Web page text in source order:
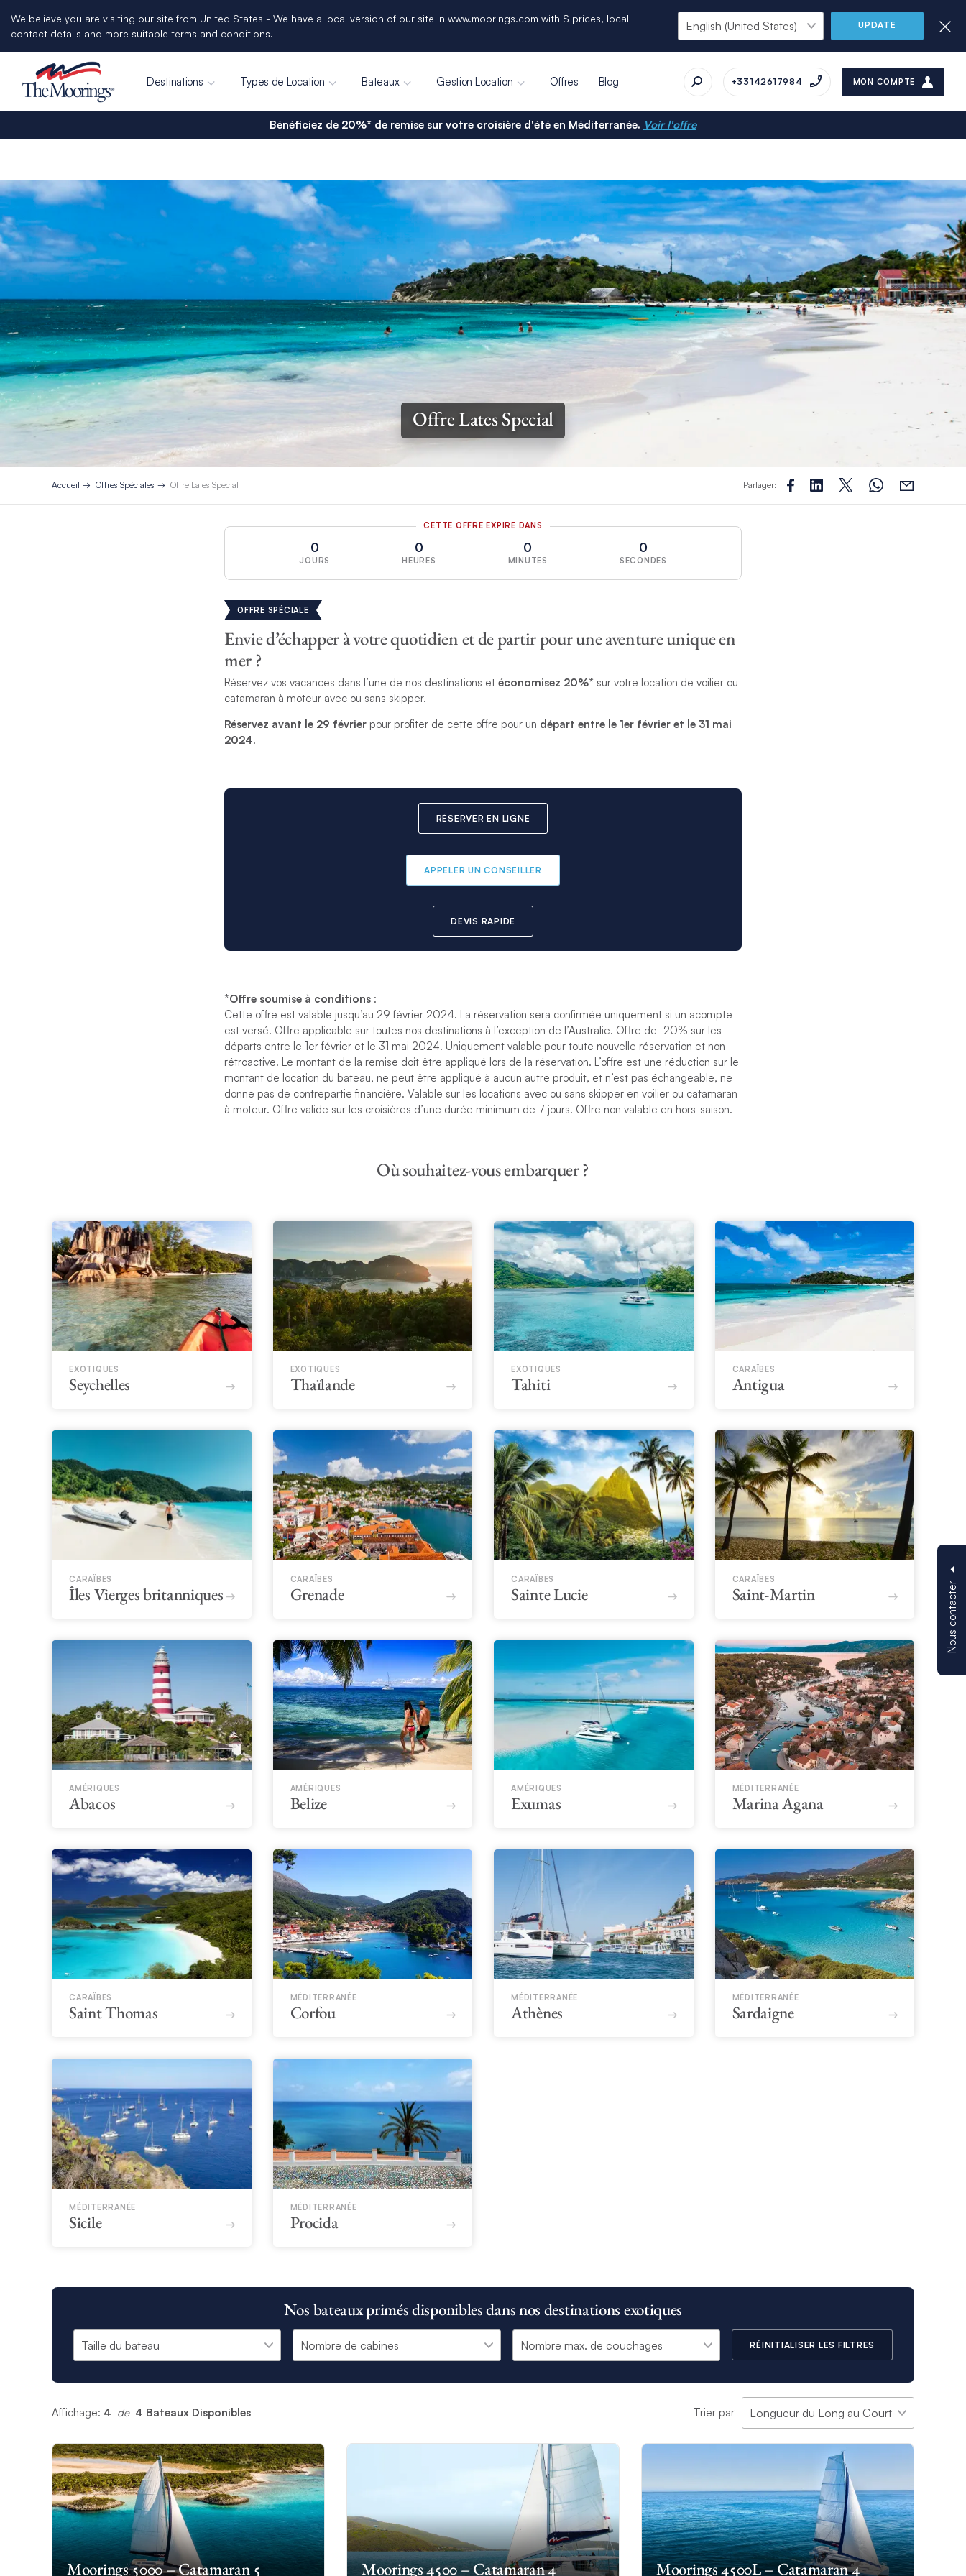
We believe you are visiting our site from United States - We have a local version of our site in www.moorings.com with $ prices, local
contact details and more suitable terms and conditions.
UPDATE
Destinations Types de Location Bateaux Gestion Location Offres Blog +33142617984 MON COMPTE
Nous contacter
Bénéficiez de 20%* de remise sur votre croisière d'été en Méditerranée. Voir l'offre
Offre Lates Special
Accueil Offres Spéciales Offre Lates Special Partager:
CETTE OFFRE EXPIRE DANS
0
JOURS
0
HEURES
0
MINUTES
0
SECONDES
OFFRE SPÉCIALE
Envie d’échapper à votre quotidien et de partir pour une aventure unique en
mer ?
Réservez vos vacances dans l’une de nos destinations et économisez 20%* sur votre location de voilier ou
catamaran à moteur avec ou sans skipper.
Réservez avant le 29 février pour profiter de cette offre pour un départ entre le 1er février et le 31 mai
2024.
RÉSERVER EN LIGNE
APPELER UN CONSEILLER
DEVIS RAPIDE
*Offre soumise à conditions :
Cette offre est valable jusqu’au 29 février 2024. La réservation sera confirmée uniquement si un acompte
est versé. Offre applicable sur toutes nos destinations à l’exception de l’Australie. Offre de -20% sur les
départs entre le 1er février et le 31 mai 2024. Uniquement valable pour toute nouvelle réservation et non-
rétroactive. Le montant de la remise doit être appliqué lors de la réservation. L’offre est une réduction sur le
montant de location du bateau, ne peut être appliqué à aucun autre produit, et n’est pas échangeable, ne
donne pas de contrepartie financière. Valable sur les locations avec ou sans skipper en voilier ou catamaran
à moteur. Offre valide sur les croisières d’une durée minimum de 7 jours. Offre non valable en hors-saison.
Où souhaitez-vous embarquer ?
EXOTIQUES
Seychelles
EXOTIQUES
Thaïlande
EXOTIQUES
Tahiti
CARAÏBES
Antigua
CARAÏBES
Îles Vierges britanniques
CARAÏBES
Grenade
CARAÏBES
Sainte Lucie
CARAÏBES
Saint-Martin
AMÉRIQUES
Abacos
AMÉRIQUES
Belize
AMÉRIQUES
Exumas
MÉDITERRANÉE
Marina Agana
CARAÏBES
Saint Thomas
MÉDITERRANÉE
Corfou
MÉDITERRANÉE
Athènes
MÉDITERRANÉE
Sardaigne
MÉDITERRANÉE
Sicile
MÉDITERRANÉE
Procida
Nos bateaux primés disponibles dans nos destinations exotiques
RÉINITIALISER LES FILTRES
Affichage: 4 de 4 Bateaux Disponibles Trier par
Moorings 5000 – Catamaran 5 Moorings 4500 – Catamaran 4 Moorings 4500L – Catamaran 4